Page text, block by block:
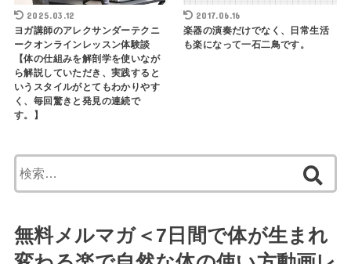
2025.03.12
ヨガ講師のアレクサンダーテクニ
ークオンラインレッスン体験談
【体の仕組みを解剖学を使いなが
ら解説していただき、実践すると
いうスタイルがとてもわかりやす
く、毎回驚きと発見の連続で
す。】
2017.06.16
楽器の演奏だけでなく、日常生活
も楽になって一石二鳥です。
索:
無料メルマガ＜7日間で体が生まれ